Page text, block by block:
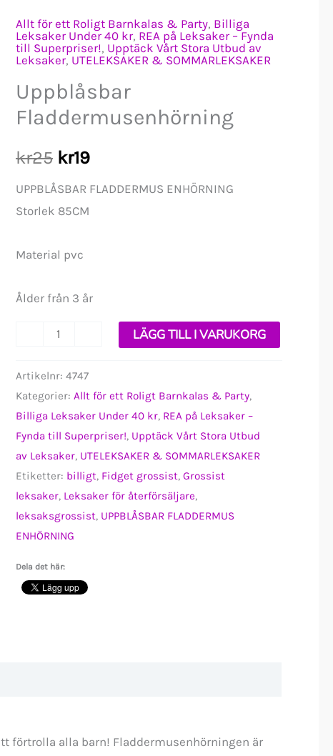
Allt för ett Roligt Barnkalas & Party, Billiga
Leksaker Under 40 kr, REA på Leksaker – Fynda
till Superpriser!, Upptäck Vårt Stora Utbud av
Leksaker, UTELEKSAKER & SOMMARLEKSAKER
Uppblåsbar
Fladdermusenhörning
kr25 Det
ursprungliga
var:
kr25.
kr19Det
nuvarande
kr19.
UPPBLÅSBAR FLADDERMUS ENHÖRNING
Storlek 85CM
Material pvc
Ålder från 3 år
Uppblåsbar
mängd
LÄGG TILL I VARUKORG
Artikelnr:4747
Kategorier:Allt för ett Roligt Barnkalas & Party,
Billiga Leksaker Under 40 kr, REA på Leksaker –
Fynda till Superpriser!, Upptäck Vårt Stora Utbud
av Leksaker, UTELEKSAKER & SOMMARLEKSAKER
Etiketter: billigt, Fidget grossist,Grossist
leksaker, Leksaker för återförsäljare,
leksaksgrossist, UPPBLÅSBAR FLADDERMUS
ENHÖRNING
Dela det här:
förtrolla alla barn! Fladdermusenhörningen är